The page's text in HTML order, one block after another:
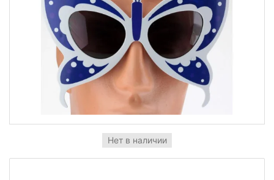
Нет в наличии